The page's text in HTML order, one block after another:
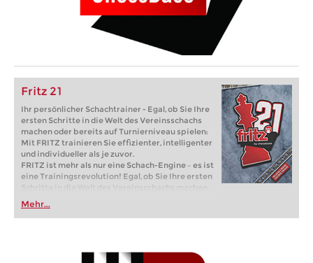
Fritz 21
Ihr persönlicher Schachtrainer - Egal, ob Sie Ihre
ersten Schritte in die Welt des Vereinsschachs
machen oder bereits auf Turnierniveau spielen:
Mit FRITZ trainieren Sie effizienter, intelligenter
und individueller als je zuvor.
FRITZ ist mehr als nur eine Schach-Engine – es ist
eine Trainingsrevolution! Egal, ob Sie Ihre ersten
Schritte in die Welt des Vereinsschachs machen
oder bereits auf Turnierniveau spielen: Mit
FRITZ trainieren Sie effizienter, intelligenter und
individueller als je zuvor.
Mehr...